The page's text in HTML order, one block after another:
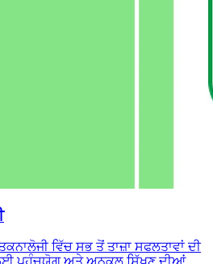
ਵਿੱਚ ਸਭ ਤੋਂ ਤਾਜ਼ਾ ਸਫਲਤਾਵਾਂ ਦੀ